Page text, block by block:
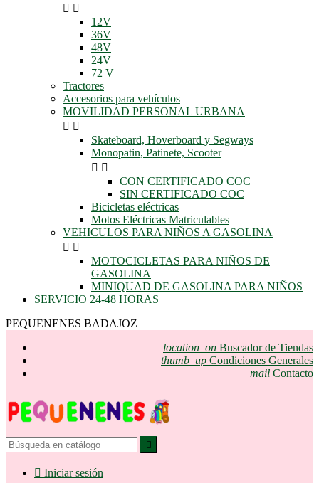
 
12V
36V
48V
24V
72 V
Tractores
Accesorios para vehículos
MOVILIDAD PERSONAL URBANA
 
Skateboard, Hoverboard y Segways
Monopatin, Patinete, Scooter
 
CON CERTIFICADO COC
SIN CERTIFICADO COC
Bicicletas eléctricas
Motos Eléctricas Matriculables
VEHICULOS PARA NIÑOS A GASOLINA
 
MOTOCICLETAS PARA NIÑOS DE
GASOLINA
MINIQUAD DE GASOLINA PARA NIÑOS
SERVICIO 24-48 HORAS
PEQUENENES BADAJOZ
location_on Buscador de Tiendas
thumb_up Condiciones Generales
mail Contacto

 Iniciar sesión